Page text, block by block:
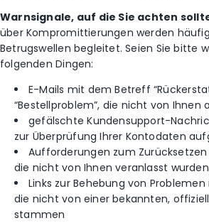
Warnsignale, auf die Sie achten
über Kompromittierungen werden
Betrugswellen begleitet. Seien Sie bitte
folgenden Dingen:
E-Mails mit dem Betreff
“Bestellproblem”, die nicht von Ihnen
gefälschte Kundensupport-
zur Überprüfung Ihrer Kontodaten
Aufforderungen zum Zurücksetzen
die nicht von Ihnen veranlasst wurden
Links zur Behebung von
die nicht von einer bekannten,
stammen